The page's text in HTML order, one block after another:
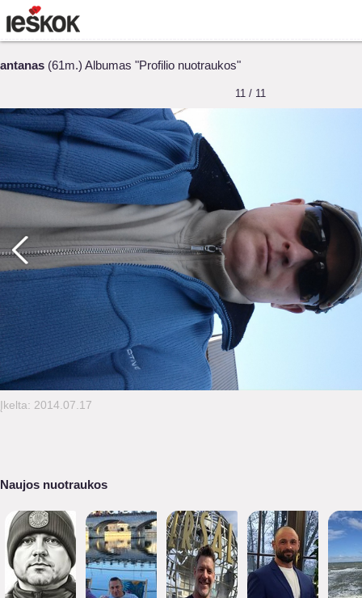
antanas (61m.) Albumas "Profilio nuotraukos"
11 / 11
Įkelta: 2014.07.17
Naujos nuotraukos